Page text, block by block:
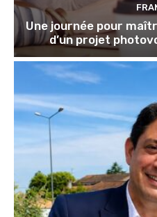
Une journée pour
d’un projet